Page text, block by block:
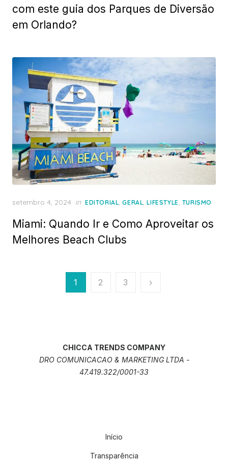
com este guia dos Parques de Diversão
em Orlando?
Posted
setembro 4, 2024 in EDITORIAL,GERAL,LIFESTYLE, TURISMO
Miami: Quando Ir e Como Aproveitar os
Melhores Beach Clubs
1 2 3 ›
CHICCA TRENDS COMPANY
DRO COMUNICACAO & MARKETING LTDA -
47.419.322/0001-33
Início
Transparência